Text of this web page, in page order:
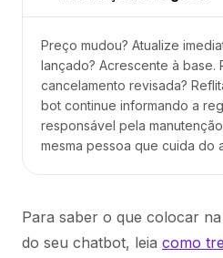
Preço mudou? Atualize
lançado? Acrescente à base.
cancelamento revisada?
bot continue informando a
responsável pela
mesma pessoa que cuida do
Para saber o que colocar
do seu chatbot, leia como